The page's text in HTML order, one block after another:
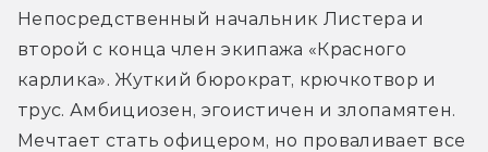
Непосредственный начальник Листера и
второй с конца член экипажа «Красного
карлика». Жуткий бюрократ, крючкотвор и
трус. Амбициозен, эгоистичен и злопамятен.
Мечтает стать офицером, но проваливает все